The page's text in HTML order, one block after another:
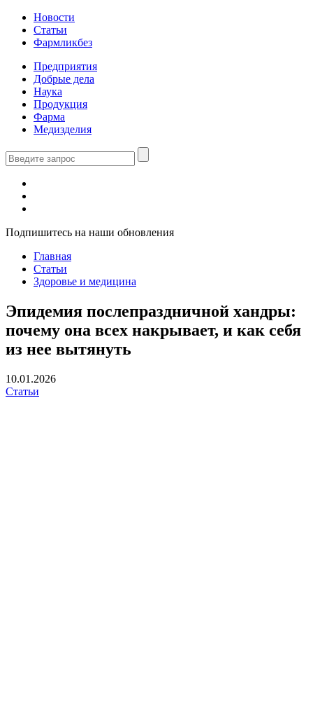
Новости
Статьи
Фармликбез
Предприятия
Добрые дела
Наука
Продукция
Фарма
Медизделия
Подпишитесь на наши обновления
Главная
Статьи
Здоровье и медицина
Эпидемия послепраздничной хандры:
почему она всех накрывает, и как себя
из нее вытянуть
10.01.2026
Статьи